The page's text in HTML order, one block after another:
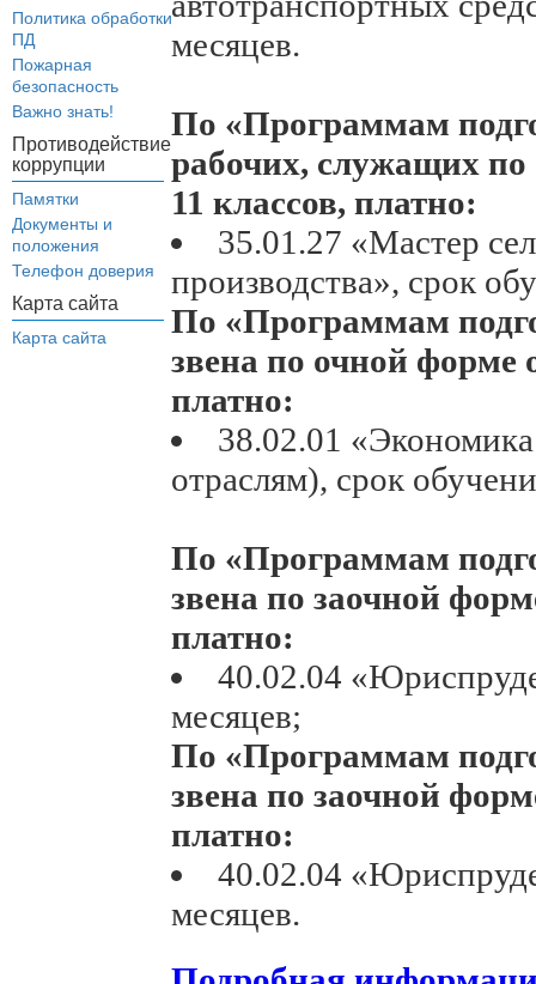
Политика обработки
ПД
Пожарная
безопасность
Важно знать!
Противодействие
коррупции
Памятки
Документы и
положения
Телефон доверия
Карта сайта
Карта сайта
месяцев.
По «Программам
рабочих, служащих по
11 классов, платно:
35.01.27 «Мастер
производства», срок
По «Программам
звена по очной форме
платно:
38.02.01
отраслям), срок
По «Программам
звена по заочной
платно:
40.02.04
месяцев;
По «Программам
звена по заочной
платно:
40.02.04
месяцев.